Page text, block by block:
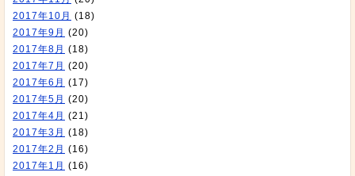
2017年10月 (18)
2017年9月 (20)
2017年8月 (18)
2017年7月 (20)
2017年6月 (17)
2017年5月 (20)
2017年4月 (21)
2017年3月 (18)
2017年2月 (16)
2017年1月 (16)